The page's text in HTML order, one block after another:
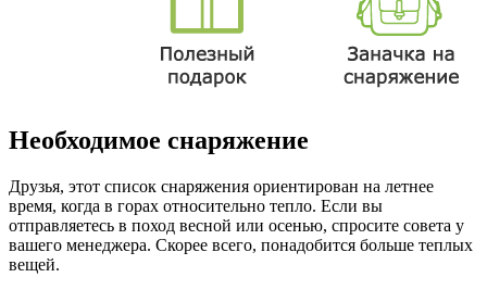
Необходимое снаряжение
Друзья, этот список снаряжения ориентирован на летнее
время, когда в горах относительно тепло. Если вы
отправляетесь в поход весной или осенью, спросите совета у
вашего менеджера. Скорее всего, понадобится больше теплых
вещей.